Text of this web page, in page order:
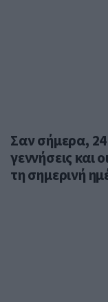
Σαν σήμερα, 24
γεννήσεις και
τη σημερινή